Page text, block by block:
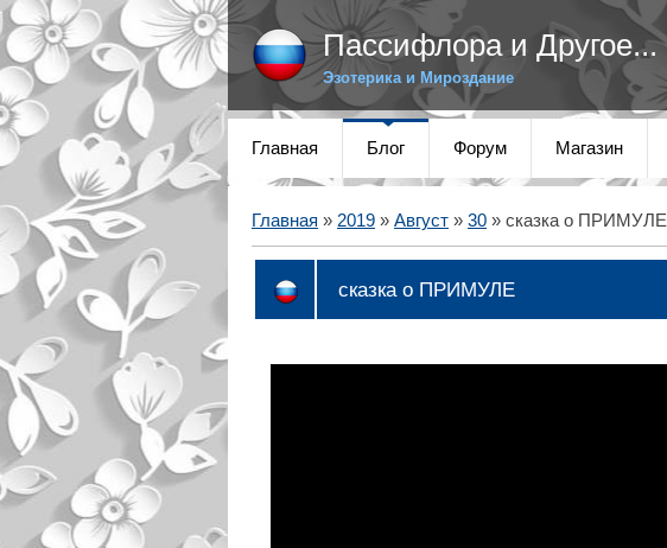
Пассифлора и Другое...
Эзотерика и Мироздание
Главная Блог Форум Магазин
Главная » 2019 » Август » 30 » сказка о ПРИМУЛЕ
сказка о ПРИМУЛЕ